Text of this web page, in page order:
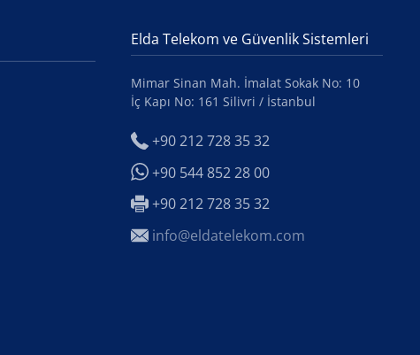
Elda Telekom ve Güvenlik Sistemleri
Mimar Sinan Mah. İmalat Sokak No: 10
İç Kapı No: 161 Silivri / İstanbul
+90 212 728 35 32
+90 544 852 28 00
+90 212 728 35 32
info@eldatelekom.com